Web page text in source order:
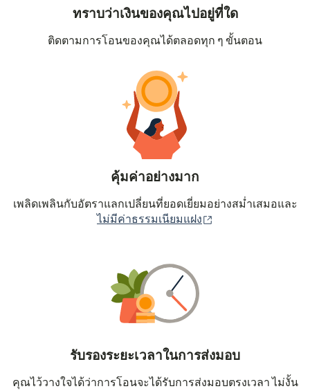
ทราบว่าเงินของคุณไปอยู่ที่ใด
ติดตามการโอนของคุณได้ตลอดทุก ๆ ขั้นตอน
คุ้มค่าอย่างมาก
เพลิดเพลินกับอัตราแลกเปลี่ยนที่ยอดเยี่ยมอย่างสม่ำเสมอและ
ไม่มีค่าธรรมเนียมแฝง
รับรองระยะเวลาในการส่งมอบ
คุณไว้วางใจได้ว่าการโอนจะได้รับการส่งมอบตรงเวลา ไม่งั้น